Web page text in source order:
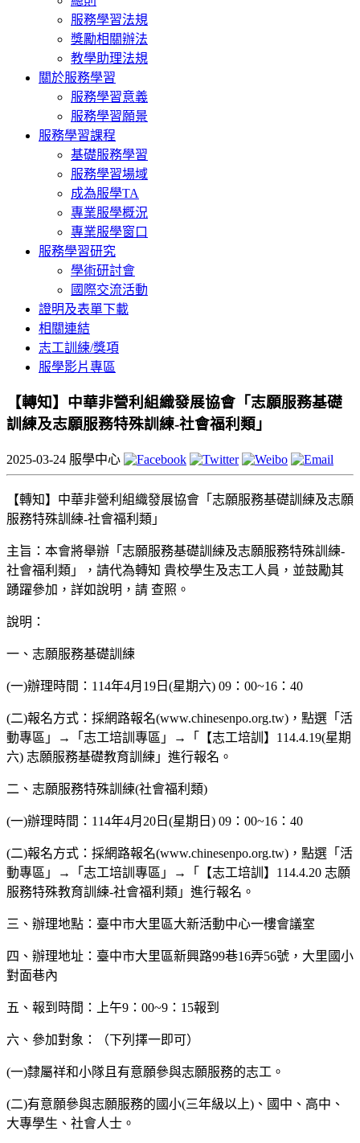
服務學習法規
獎勵相關辦法
教學助理法規
關於服務學習
服務學習意義
服務學習願景
服務學習課程
基礎服務學習
服務學習場域
成為服學TA
專業服學概況
專業服學窗口
服務學習研究
學術研討會
國際交流活動
證明及表單下載
相關連結
志工訓練/獎項
服學影片專區
【轉知】中華非營利組織發展協會「志願服務基礎
訓練及志願服務特殊訓練-社會福利類」
2025-03-24 服學中心
【轉知】中華非營利組織發展協會「志願服務基礎訓練及志願
服務特殊訓練-社會福利類」
主旨：本會將舉辦「志願服務基礎訓練及志願服務特殊訓練-
社會福利類」，請代為轉知 貴校學生及志工人員，並鼓勵其
踴躍參加，詳如說明，請 查照。
說明：
一、志願服務基礎訓練
(一)辦理時間：114年4月19日(星期六) 09：00~16：40
(二)報名方式：採網路報名(www.chinesenpo.org.tw)，點選「活
動專區」→「志工培訓專區」→「【志工培訓】114.4.19(星期
六) 志願服務基礎教育訓練」進行報名。
二、志願服務特殊訓練(社會福利類)
(一)辦理時間：114年4月20日(星期日) 09：00~16：40
(二)報名方式：採網路報名(www.chinesenpo.org.tw)，點選「活
動專區」→「志工培訓專區」→「【志工培訓】114.4.20 志願
服務特殊教育訓練-社會福利類」進行報名。
三、辦理地點：臺中市大里區大新活動中心一樓會議室
四、辦理地址：臺中市大里區新興路99巷16弄56號，大里國小
對面巷內
五、報到時間：上午9：00~9：15報到
六、參加對象：（下列擇一即可）
(一)隸屬祥和小隊且有意願參與志願服務的志工。
(二)有意願參與志願服務的國小(三年級以上)、國中、高中、
大專學生、社會人士。